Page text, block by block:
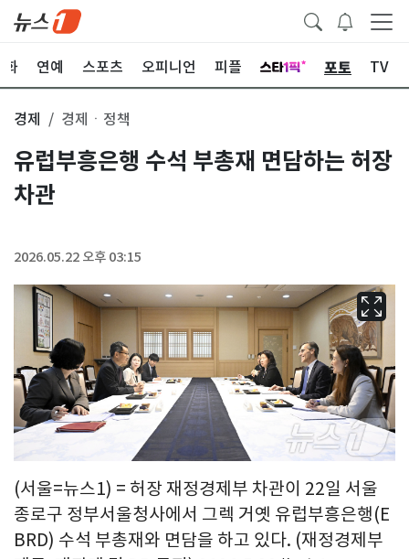
화 연예 스포츠 오피니언 피플 포토 TV
경제 경제ㆍ정책
유럽부흥은행 수석 부총재 면담하는 허장
차관
2026.05.22 오후 03:15
(서울=뉴스1) = 허장 재정경제부 차관이 22일 서울
종로구 정부서울청사에서 그렉 거옛 유럽부흥은행(E
BRD) 수석 부총재와 면담을 하고 있다. (재정경제부